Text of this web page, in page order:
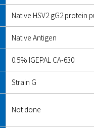
Native HSV2 gG2 protein
Native Antigen
0.5% IGEPAL CA-630
Strain G
Not done